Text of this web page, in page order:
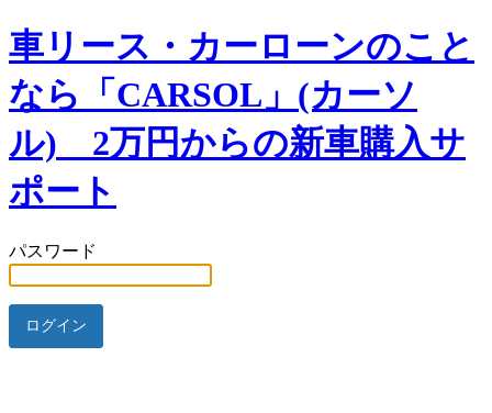
車リース・カーローンのこと
なら「CARSOL」(カーソ
ル) 2万円からの新車購入サ
ポート
パスワード